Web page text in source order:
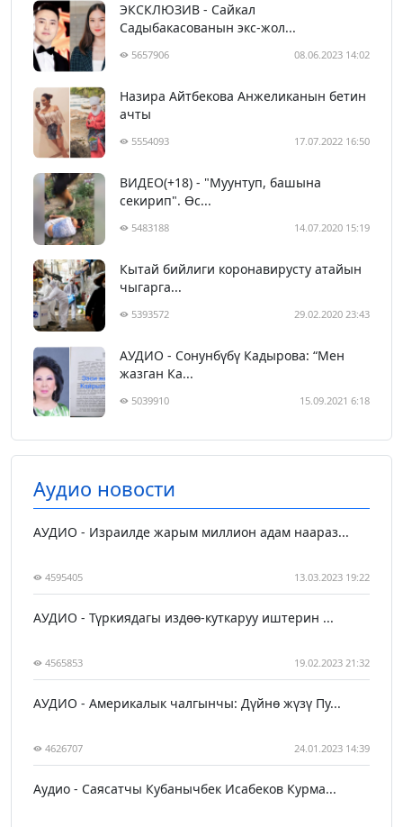
ЭКСКЛЮЗИВ - Сайкал
Садыбакасованын экс-жол...
5657906 08.06.2023 14:02
Назира Айтбекова Анжеликанын бетин
ачты
5554093 17.07.2022 16:50
ВИДЕО(+18) - "Муунтуп, башына
секирип". Өс...
5483188 14.07.2020 15:19
Кытай бийлиги коронавирусту атайын
чыгарга...
5393572 29.02.2020 23:43
АУДИО - Сонунбүбү Кадырова: “Мен
жазган Ка...
5039910 15.09.2021 6:18
Аудио новости
АУДИО - Израилде жарым миллион адам наараз...
4595405 13.03.2023 19:22
АУДИО - Түркиядагы издөө-куткаруу иштерин ...
4565853 19.02.2023 21:32
АУДИО - Америкалык чалгынчы: Дүйнө жүзү Пу...
4626707 24.01.2023 14:39
Аудио - Саясатчы Кубанычбек Исабеков Курма...